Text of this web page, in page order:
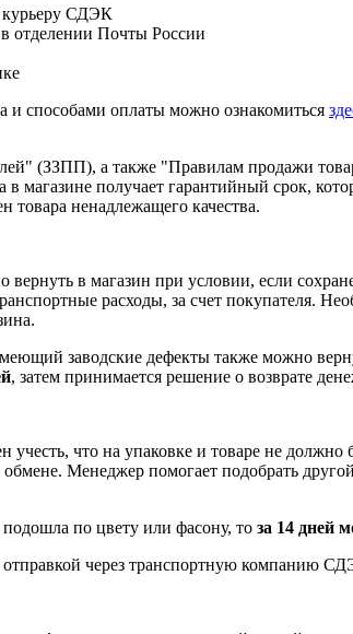
курьеру СДЭК
отделении Почты России
и способами оплаты можно ознакомиться
(ЗЗПП), а также "Правилам продажи
в магазине получает гарантийный срок,
товара ненадлежащего качества.
вернуть в магазин при условии, если
расходы, за счет покупателя.
заводские дефекты также можно
, затем принимается решение о возврате
учесть, что на упаковке и товаре не
Менеджер помогает подобрать
по цвету или фасону, то за 14 дней
через транспортную компанию